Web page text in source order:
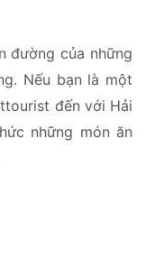
đường của những
Nếu bạn là một
đến với Hải
những món ăn